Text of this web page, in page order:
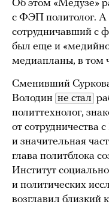
Об этом «Медузе»
с ФЭП политолог. А
сотрудничавший с
был еще и
медиапланы, в том
Сменивший
Володин не стал
политтехнолог,
от сотрудничества
и значительная
глава политблока
Институт
и политических
возглавил близкий